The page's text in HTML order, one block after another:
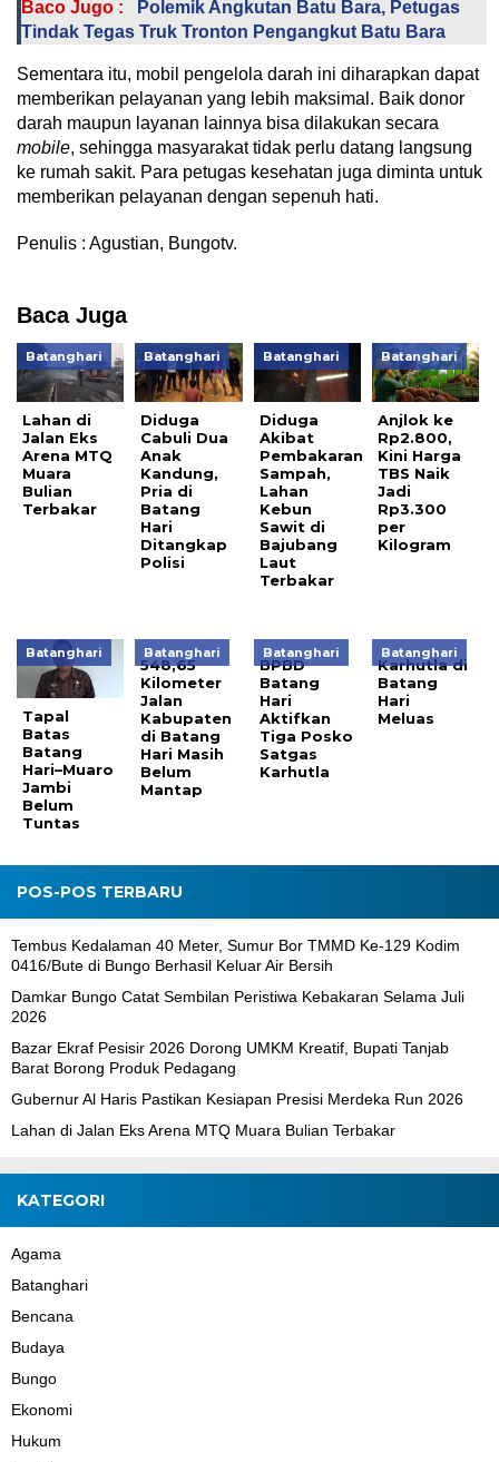
Baco Jugo :
Polemik Angkutan Batu Bara, Petugas
Tindak Tegas Truk Tronton Pengangkut Batu Bara
Sementara itu, mobil pengelola darah ini diharapkan dapat
memberikan pelayanan yang lebih maksimal. Baik donor
darah maupun layanan lainnya bisa dilakukan secara
mobile, sehingga masyarakat tidak perlu datang langsung
ke rumah sakit. Para petugas kesehatan juga diminta untuk
memberikan pelayanan dengan sepenuh hati.
Penulis : Agustian, Bungotv.
Baca Juga
Batanghari
Lahan di
Jalan Eks
Arena MTQ
Muara
Bulian
Terbakar
Batanghari
Diduga
Cabuli Dua
Anak
Kandung,
Pria di
Batang
Hari
Ditangkap
Polisi
Batanghari
Diduga
Akibat
Pembakaran
Sampah,
Lahan
Kebun
Sawit di
Bajubang
Laut
Terbakar
Batanghari
Anjlok ke
Rp2.800,
Kini Harga
TBS Naik
Jadi
Rp3.300
per
Kilogram
Batanghari
Tapal
Batas
Batang
Hari–Muaro
Jambi
Belum
Tuntas
Batanghari
548,65
Kilometer
Jalan
Kabupaten
di Batang
Hari Masih
Belum
Mantap
Batanghari
BPBD
Batang
Hari
Aktifkan
Tiga Posko
Satgas
Karhutla
Batanghari
Karhutla di
Batang
Hari
Meluas
POS-POS TERBARU
Tembus Kedalaman 40 Meter, Sumur Bor TMMD Ke-129 Kodim
0416/Bute di Bungo Berhasil Keluar Air Bersih
Damkar Bungo Catat Sembilan Peristiwa Kebakaran Selama Juli
2026
Bazar Ekraf Pesisir 2026 Dorong UMKM Kreatif, Bupati Tanjab
Barat Borong Produk Pedagang
Gubernur Al Haris Pastikan Kesiapan Presisi Merdeka Run 2026
Lahan di Jalan Eks Arena MTQ Muara Bulian Terbakar
KATEGORI
Agama
Batanghari
Bencana
Budaya
Bungo
Ekonomi
Hukum